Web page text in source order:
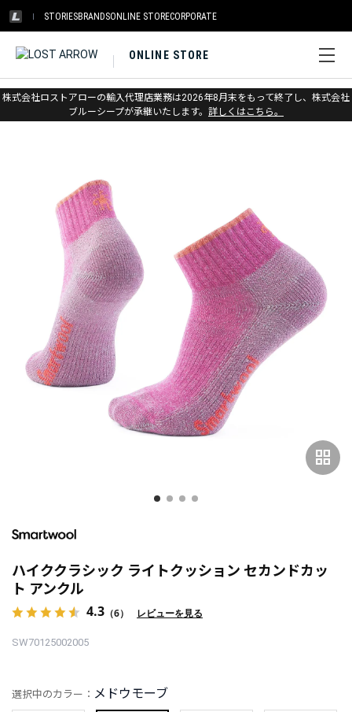
STORIESBRANDSONLINE STORECORPORATE
ONLINE STORE
株式会社ロストアローの輸入代理店業務は2026年8月末をもって終了し、株式会社
ブルーシープが承継いたします。 詳しくはこちら。
ホーム > スマートウール > ソックス > ハイク
grid_view
ハイククラシック ライトクッション セカンドカッ
ト アンクル
4.3 （6） レビューを見る
SW70125002005
選択中のカラー： メドウモーブ